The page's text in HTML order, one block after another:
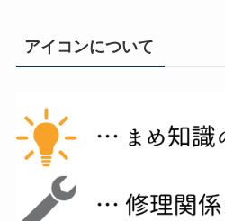
アイコンについて